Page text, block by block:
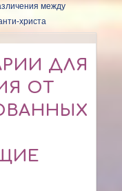
между
христа
ДЛЯ
ОТ